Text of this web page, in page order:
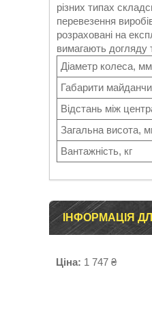
різних типах
перевезення
розраховані на
вимагають догляду
Діаметр колеса, мм
Габарити
Відстань між
Загальна висота,
Вантажність, кг
ІНФОРМАЦІЯ
Ціна: 1 747 ₴